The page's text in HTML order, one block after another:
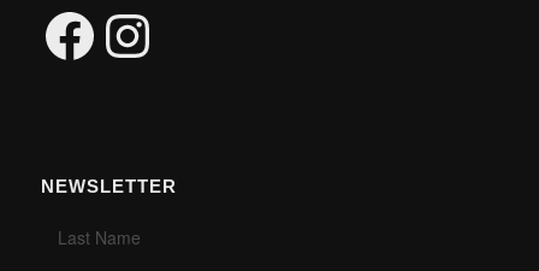
FacebookInstagram
NEWSLETTER